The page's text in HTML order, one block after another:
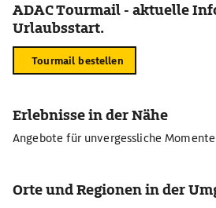
ADAC Tourmail - aktuelle
Urlaubsstart.
Tourmail bestellen
Erlebnisse in der Nähe
Angebote für unvergessliche Momente
Orte und Regionen in der